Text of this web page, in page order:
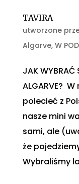
TAVIRA
utworzone
Algarve, W
JAK WYBRAĆ
ALGARVE?
polecieć z
nasze mini
sami, ale
że
Wybraliśmy